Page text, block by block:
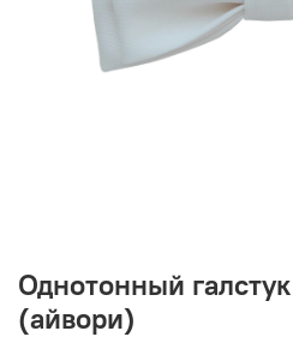
Однотонный
(айвори)